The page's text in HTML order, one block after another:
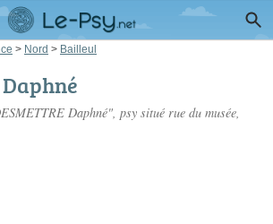
> Nord > Bailleul
Daphné
Daphné", psy situé rue du musée,